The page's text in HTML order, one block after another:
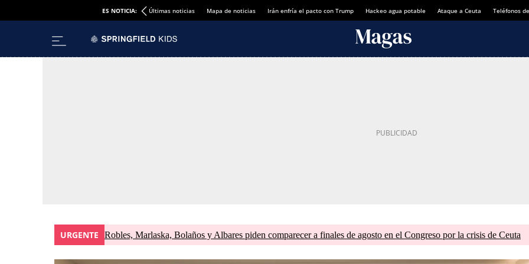
ES NOTICIA: Últimas noticias Mapa de noticias Irán enfría el pacto con Trump Hackeo agua potable Ataque a Ceuta Teléfonos
URGENTE Robles, Marlaska, Bolaños y Albares piden comparecer a finales de agosto en el Congreso por la crisis de Ceuta